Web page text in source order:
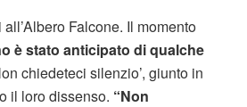
Falcone. Il momento
è stato anticipato di qualche
chiedeteci silenzio’, giunto in
il loro dissenso. “Non